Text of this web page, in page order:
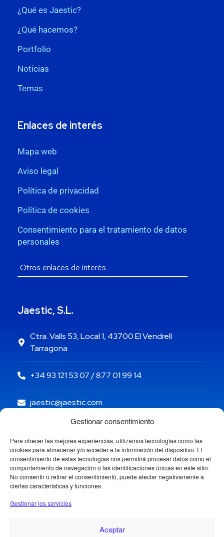
Gestionar consentimiento
Para ofrecer las mejores experiencias, utilizamos tecnologías como las
cookies para almacenar y/o acceder a la información del dispositivo. El
consentimiento de estas tecnologías nos permitirá procesar datos como el
comportamiento de navegación o las identificaciones únicas en este sitio.
No consentir o retirar el consentimiento, puede afectar negativamente a
ciertas características y funciones.
Gestionar los servicios
Aceptar
¿Qué es Jaestic?
¿Qué hacemos?
Portfolio
Noticias
Temas
Enlaces de interés
Mapa web
Aviso legal
Política de privacidad
Política de cookies
Consentimiento para el tratamiento de datos
personales
Jaestic, S.L.
Ctra. Valls 53, Local 1, 43700 El Vendrell
Tarragona
+34 93 121 53 07 / 877 01 99 14
jaestic@jaestic.com